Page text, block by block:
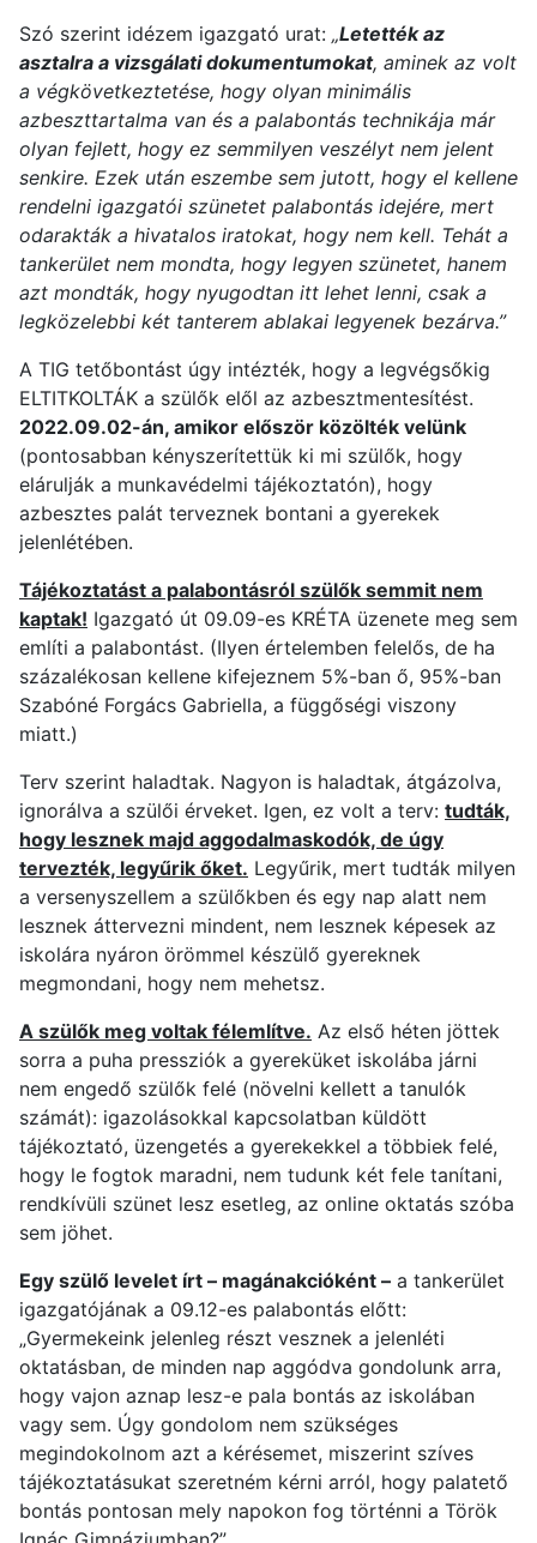
Szó szerint idézem igazgató urat: „Letették az
asztalra a vizsgálati dokumentumokat, aminek az volt
a végkövetkeztetése, hogy olyan minimális
azbeszttartalma van és a palabontás technikája már
olyan fejlett, hogy ez semmilyen veszélyt nem jelent
senkire. Ezek után eszembe sem jutott, hogy el kellene
rendelni igazgatói szünetet palabontás idejére, mert
odarakták a hivatalos iratokat, hogy nem kell. Tehát a
tankerület nem mondta, hogy legyen szünetet, hanem
azt mondták, hogy nyugodtan itt lehet lenni, csak a
legközelebbi két tanterem ablakai legyenek bezárva.”
A TIG tetőbontást úgy intézték, hogy a legvégsőkig
ELTITKOLTÁK a szülők elől az azbesztmentesítést.
2022.09.02-án, amikor először közölték velünk
(pontosabban kényszerítettük ki mi szülők, hogy
elárulják a munkavédelmi tájékoztatón), hogy
azbesztes palát terveznek bontani a gyerekek
jelenlétében.
Tájékoztatást a palabontásról szülők semmit nem
kaptak! Igazgató út 09.09-es KRÉTA üzenete meg sem
említi a palabontást. (Ilyen értelemben felelős, de ha
százalékosan kellene kifejeznem 5%-ban ő, 95%-ban
Szabóné Forgács Gabriella, a függőségi viszony
miatt.)
Terv szerint haladtak. Nagyon is haladtak, átgázolva,
ignorálva a szülői érveket. Igen, ez volt a terv: tudták,
hogy lesznek majd aggodalmaskodók, de úgy
tervezték, legyűrik őket. Legyűrik, mert tudták milyen
a versenyszellem a szülőkben és egy nap alatt nem
lesznek áttervezni mindent, nem lesznek képesek az
iskolára nyáron örömmel készülő gyereknek
megmondani, hogy nem mehetsz.
A szülők meg voltak félemlítve. Az első héten jöttek
sorra a puha pressziók a gyereküket iskolába járni
nem engedő szülők felé (növelni kellett a tanulók
számát): igazolásokkal kapcsolatban küldött
tájékoztató, üzengetés a gyerekekkel a többiek felé,
hogy le fogtok maradni, nem tudunk két fele tanítani,
rendkívüli szünet lesz esetleg, az online oktatás szóba
sem jöhet.
Egy szülő levelet írt – magánakcióként – a tankerület
igazgatójának a 09.12-es palabontás előtt:
„Gyermekeink jelenleg részt vesznek a jelenléti
oktatásban, de minden nap aggódva gondolunk arra,
hogy vajon aznap lesz-e pala bontás az iskolában
vagy sem. Úgy gondolom nem szükséges
megindokolnom azt a kérésemet, miszerint szíves
tájékoztatásukat szeretném kérni arról, hogy palatető
bontás pontosan mely napokon fog történni a Török